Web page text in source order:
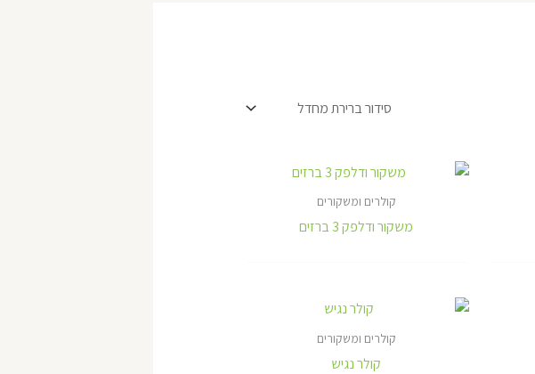
קולרים ומשקורים
משקור ודלפק 3 ברזים
קולרים ומשקורים
קולר נגיש